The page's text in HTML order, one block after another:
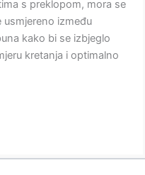
s preklopom, mora se
usmjereno između
kako bi se izbjeglo
kretanja i optimalno